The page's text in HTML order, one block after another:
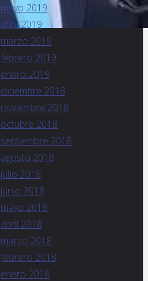
mayo 2019
abril 2019
marzo 2019
febrero 2019
enero 2019
diciembre 2018
noviembre 2018
octubre 2018
septiembre 2018
agosto 2018
julio 2018
junio 2018
mayo 2018
abril 2018
marzo 2018
febrero 2018
enero 2018